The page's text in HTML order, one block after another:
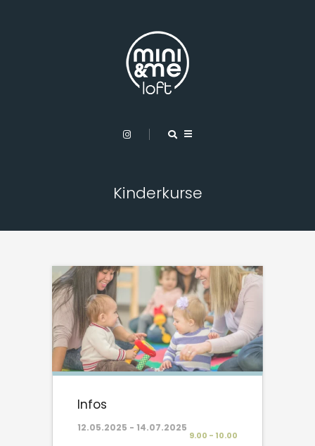
Kinderkurse
Infos
12.05.2025 - 14.07.2025
9.00 - 10.00